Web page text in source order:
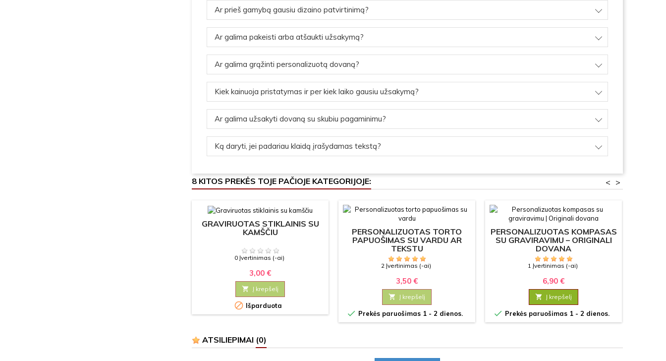
Ar prieš gamybą gausiu dizaino patvirtinimą?
Ar galima pakeisti arba atšaukti užsakymą?
Ar galima grąžinti personalizuotą dovaną?
Kiek kainuoja pristatymas ir per kiek laiko gausiu užsakymą?
Ar galima užsakyti dovaną su skubiu pagaminimu?
Ką daryti, jei padariau klaidą įrašydamas tekstą?
8 KITOS PREKĖS TOJE PAČIOJE KATEGORIJOJE: >
<
GRAVIRUOTAS STIKLAINIS SU
KAMŠČIU
0 Įvertinimas (-ai)
3,00 €
 Į krepšelį
 Išparduota
PERSONALIZUOTAS TORTO
PAPUOŠIMAS SU VARDU AR
TEKSTU
2 Įvertinimas (-ai)
3,50 €
 Į krepšelį
 Prekės paruošimas 1 - 2 dienos.
PERSONALIZUOTAS KOMPASAS
SU GRAVIRAVIMU – ORIGINALI
DOVANA
1 Įvertinimas (-ai)
6,90 €
 Į krepšelį
 Prekės paruošimas 1 - 2 dienos.
ATSILIEPIMAI (0)